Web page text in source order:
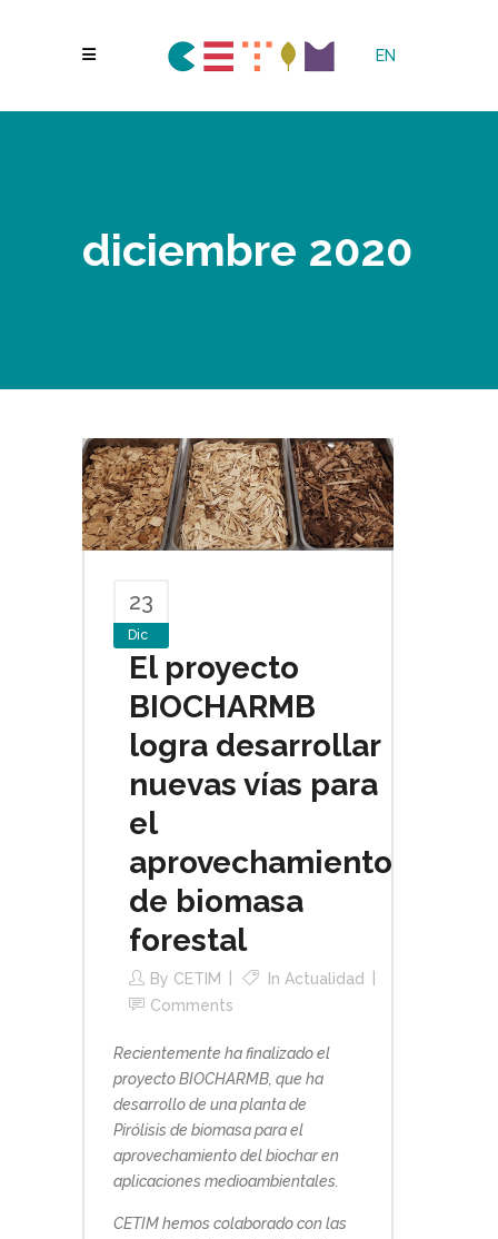
EN
diciembre 2020
23
Dic
El proyecto
BIOCHARMB
logra desarrollar
nuevas vías para
el
aprovechamiento
de biomasa
forestal
By CETIM In Actualidad
Comments
Recientemente ha finalizado el
proyecto BIOCHARMB, que ha
desarrollo de una planta de
Pirólisis de biomasa para el
aprovechamiento del biochar en
aplicaciones medioambientales.
CETIM hemos colaborado con las